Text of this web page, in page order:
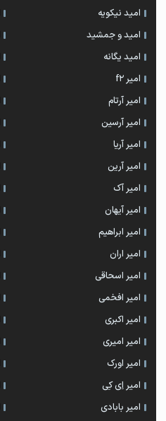
امید نیکویه
امید و جمشید
امید یگانه
امیر f2
امیر آرتام
امیر آرسین
امیر آریا
امیر آرین
امیر آک
امیر آیهان
امیر ابراهیم
امیر اران
امیر اسحاقی
امیر افخمی
امیر اکبری
امیر امیری
امیر اورک
امیر اِی کِی
امیر بابادی